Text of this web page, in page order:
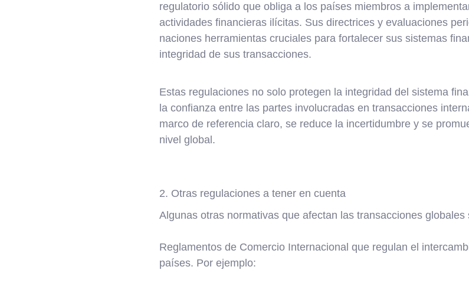
regulatorio sólido que obliga a los países miembros a
actividades financieras ilícitas. Sus directrices y evaluaciones
naciones herramientas cruciales para fortalecer sus sistemas
integridad de sus transacciones.
Estas regulaciones no solo protegen la integridad del sistema
la confianza entre las partes involucradas en transacciones
marco de referencia claro, se reduce la incertidumbre y se
nivel global.
2. Otras regulaciones a tener en cuenta
Algunas otras normativas que afectan las transacciones globales
Reglamentos de Comercio Internacional que regulan el
países. Por ejemplo: